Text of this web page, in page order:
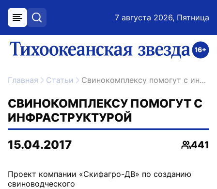
меню поиск 7 августа 2026, Пятница
ссылка на главную
Главная Статьи Свинокомплексу помогут с инфраструктурой
СВИНОКОМПЛЕКСУ ПОМОГУТ С
ИНФРАСТРУКТУРОЙ
15.04.2017
441
Проект компании «Скифагро-ДВ» по созданию
свиноводческого